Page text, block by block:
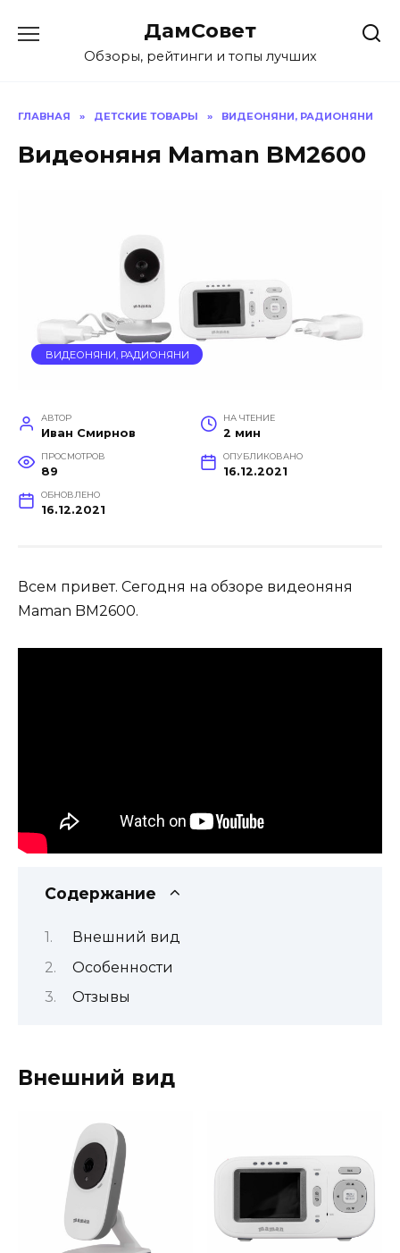
содержанию
ДамСовет
Обзоры, рейтинги и топы лучших
ГЛАВНАЯ » ДЕТСКИЕ ТОВАРЫ » ВИДЕОНЯНИ, РАДИОНЯНИ
Видеоняня Maman BM2600
ВИДЕОНЯНИ, РАДИОНЯНИ
АВТОР
Иван Смирнов
НА ЧТЕНИЕ
2 мин
ПРОСМОТРОВ
89
ОПУБЛИКОВАНО
16.12.2021
ОБНОВЛЕНО
16.12.2021
Всем привет. Сегодня на обзоре видеоняня
Maman BM2600.
Содержание
Внешний вид
Особенности
Отзывы
Внешний вид